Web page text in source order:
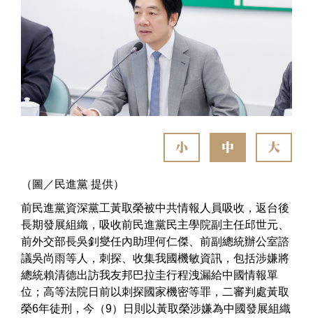
小 中 大
（圖／民進黨 提供）
前民進黨資深黨工黃取榮被中共情報人員吸收，返台後
長期發展組織，吸收前民進黨民主學院副主任邱世元、
前外交部長吳釗燮任內助理何仁傑、前副總統辦公室諮
議吳尚雨等人，刺探、收集我國機敏資訊，包括涉嫌將
總統賴清德出訪我友邦巴拉圭行程洩漏給中國情報單
位；高等法院日前以刺探國家機密等罪，二審判處黃取
榮6年徒刑，今（9）日則以黃取榮涉嫌為中國發展組織